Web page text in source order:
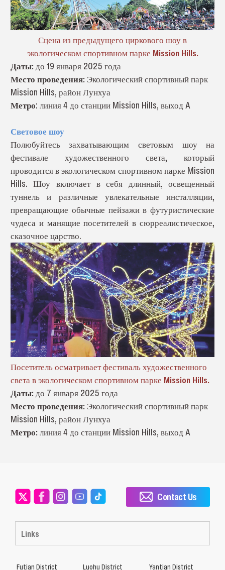
Сцена из предыдущего циркового шоу в
экологическом спортивном парке Mission Hills.
Даты: до 19 января 2025 года
Место проведения: Экологический спортивный парк
Mission Hills, район Лунхуа
Метро: линия 4 до станции Mission Hills, выход A
Световое шоу
Полюбуйтесь захватывающим световым шоу на
фестивале художественного света, который
проводится в экологическом спортивном парке Mission
Hills. Шоу включает в себя длинный, освещенный
туннель и различные увлекательные инсталляции,
превращающие обычные пейзажи в футуристические
чудеса и манящие посетителей в сюрреалистическое,
сказочное царство.
Посетитель осматривает фестиваль художественного
света в экологическом спортивном парке Mission Hills.
Даты: до 7 января 2025 года
Место проведения: Экологический спортивный парк
Mission Hills, район Лунхуа
Метро: линия 4 до станции Mission Hills, выход A
Links
Contact Us
Futian District Luohu District Yantian District